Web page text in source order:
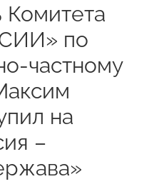
Комитета
по
частному
на
–